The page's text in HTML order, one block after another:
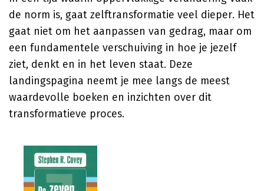
de norm is, gaat zelftransformatie veel dieper. Het
gaat niet om het aanpassen van gedrag, maar om
een fundamentele verschuiving in hoe je jezelf
ziet, denkt en in het leven staat. Deze
landingspagina neemt je mee langs de meest
waardevolle boeken en inzichten over dit
transformatieve proces.